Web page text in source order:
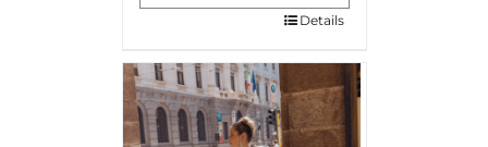
Details